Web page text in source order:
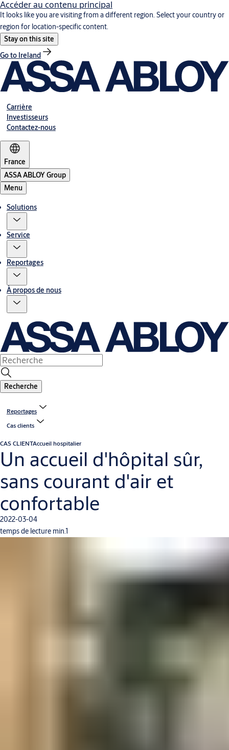
Accéder au contenu principal
It looks like you are visiting from a different region. Select your country or
region for location-specific content.
Stay on this site
Go to Ireland
Carrière
Investisseurs
Contactez-nous
France
ASSA ABLOY Group
Menu
Solutions
Service
Reportages
À propos de nous
Recherche
Reportages
Cas clients
CAS CLIENTAccueil hospitalier
Un accueil d'hôpital sûr,
sans courant d'air et
confortable
2022-03-04
temps de lecture min.1